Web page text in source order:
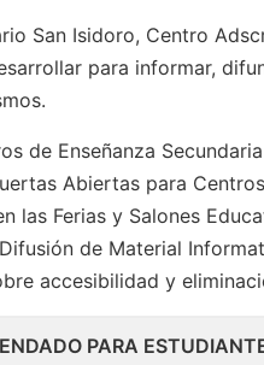
San Isidoro, Centro
para informar,
de Enseñanza
Abiertas para
las Ferias y Salones
de Material
accesibilidad y
PARA